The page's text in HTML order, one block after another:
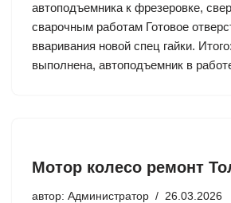
автоподъемника к фрезеровке,
сварочным работам Готовое
вваривания новой спец гайки.
выполнена, автоподъемник в
Мотор колесо ремонт
автор: Администратор 26.03.2026